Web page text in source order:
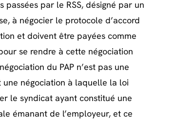
par le RSS, désigné par un
à négocier le protocole d’accord
et doivent être payées comme
se rendre à cette négociation
du PAP n’est pas une
une négociation à laquelle la loi
le syndicat ayant constitué une
émanant de l’employeur, et ce